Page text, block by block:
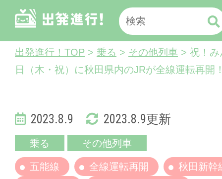
出発進行！TOP > 乗る > その他列車 > 祝！
日（木・祝）に秋田県内のJRが全線運転再開
2023.8.9 2023.8.9更新
乗る その他列車
五能線 全線運転再開
秋田新幹